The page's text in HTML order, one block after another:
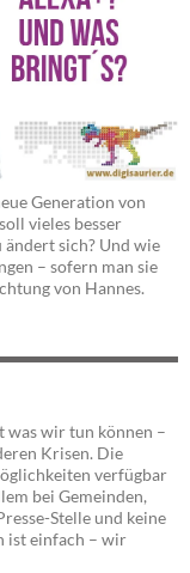
Generation von
vieles besser
ändert sich? Und wie
– sofern man sie
von Hannes.
was wir tun können –
Krisen. Die
verfügbar
bei Gemeinden,
Stelle und keine
ist einfach – wir